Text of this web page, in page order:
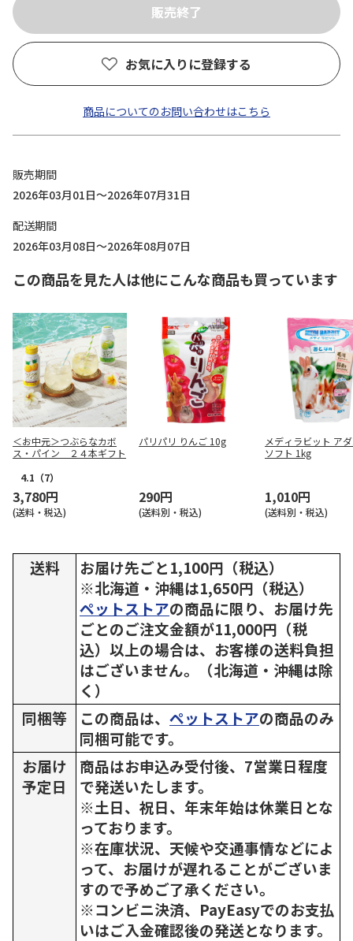
お気に入りに登録する
商品についてのお問い合わせはこちら
販売期間
2026年03月01日～2026年07月31日
配送期間
2026年03月08日～2026年08月07日
この商品を見た人は他にこんな商品も買っています
＜お中元＞つぶらなカボ
ス・パイン ２４本ギフト
4.1 （7）
3,780円
(送料・税込)
パリパリ りんご 10g
290円
(送料別・税込)
メディラビット ア
ソフト 1kg
1,010円
(送料別・税込)
送料
お届け先ごと1,100円（税込）
※北海道・沖縄は1,650円（税込）
ペットストアの商品に限り、お届け先
ごとのご注文金額が11,000円（税
込）以上の場合は、お客様の送料負担
はございません。（北海道・沖縄は除
く）
同梱等
この商品は、 ペットストアの商品のみ
同梱可能です。
お届け
予定日
商品はお申込み受付後、7営業日程度
で発送いたします。
※土日、祝日、年末年始は休業日とな
っております。
※在庫状況、天候や交通事情などによ
って、お届けが遅れることがございま
すので予めご了承ください。
※コンビニ決済、PayEasyでのお支払
いはご入金確認後の発送となります。